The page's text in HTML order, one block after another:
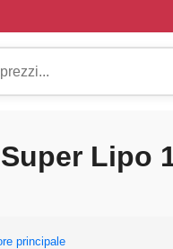
Lipo
principale